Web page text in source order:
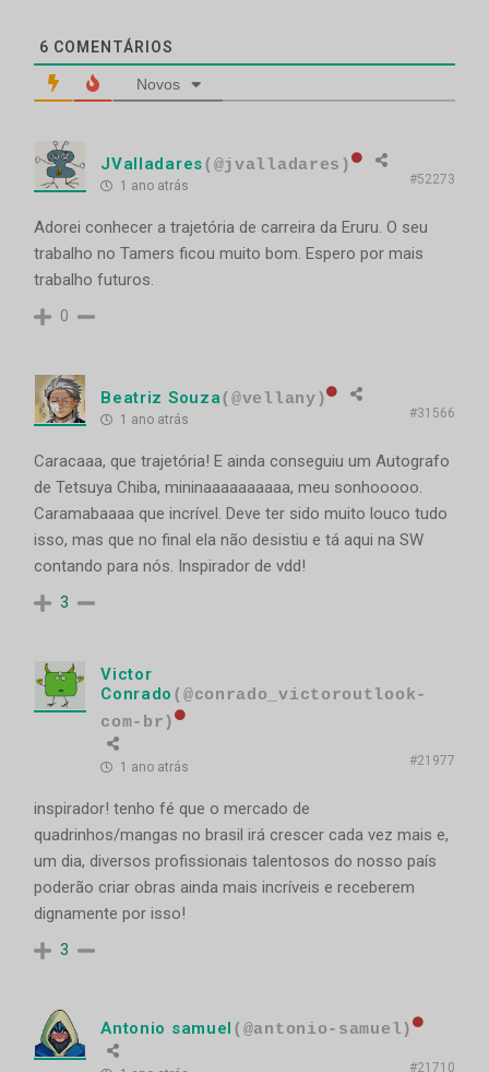
6 COMENTÁRIOS
Novos
JValladares(@jvalladares)
1 ano atrás #52273
Adorei conhecer a trajetória de carreira da Eruru. O seu
trabalho no Tamers ficou muito bom. Espero por mais
trabalho futuros.
0
Beatriz Souza(@vellany)
1 ano atrás #31566
Caracaaa, que trajetória! E ainda conseguiu um Autografo
de Tetsuya Chiba, mininaaaaaaaaaa, meu sonhooooo.
Caramabaaaa que incrível. Deve ter sido muito louco tudo
isso, mas que no final ela não desistiu e tá aqui na SW
contando para nós. Inspirador de vdd!
3
Victor
Conrado (@conrado_victoroutlook-
com-br)
1 ano atrás #21977
inspirador! tenho fé que o mercado de
quadrinhos/mangas no brasil irá crescer cada vez mais e,
um dia, diversos profissionais talentosos do nosso país
poderão criar obras ainda mais incríveis e receberem
dignamente por isso!
3
Antonio samuel (@antonio-samuel)
#21710